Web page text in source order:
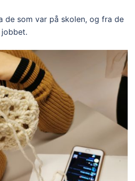
de som var på skolen, og fra de